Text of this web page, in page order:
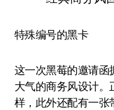
特殊编号的黑卡
这一次黑莓的邀请函
大气的商务风设计。
样，此外还配有一张